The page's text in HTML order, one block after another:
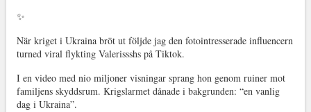
✨
När kriget i Ukraina bröt ut följde jag den fotointresserade influencern
turned viral flykting Valerissshs på Tiktok.
I en video med nio miljoner visningar sprang hon genom ruiner mot
familjens skyddsrum. Krigslarmet dånade i bakgrunden: “en vanlig
dag i Ukraina”.